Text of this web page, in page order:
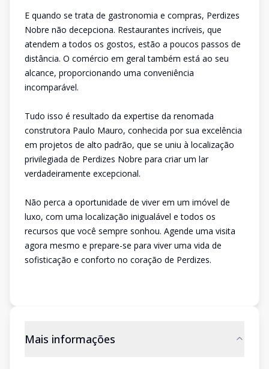
E quando se trata de gastronomia e compras, Perdizes
Nobre não decepciona. Restaurantes incríveis, que
atendem a todos os gostos, estão a poucos passos de
distância. O comércio em geral também está ao seu
alcance, proporcionando uma conveniência
incomparável.
Tudo isso é resultado da expertise da renomada
construtora Paulo Mauro, conhecida por sua excelência
em projetos de alto padrão, que se uniu à localização
privilegiada de Perdizes Nobre para criar um lar
verdadeiramente excepcional.
Não perca a oportunidade de viver em um imóvel de
luxo, com uma localização inigualável e todos os
recursos que você sempre sonhou. Agende uma visita
agora mesmo e prepare-se para viver uma vida de
sofisticação e conforto no coração de Perdizes.
Mais informações